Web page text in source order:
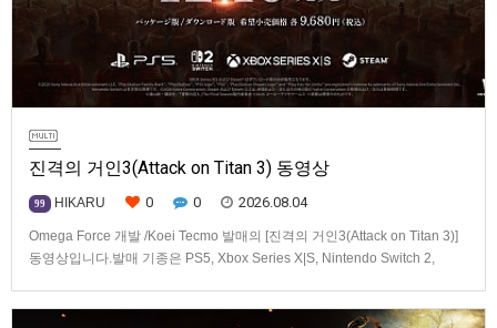
진격의 거인3(Attack on Titan 3) 동영상
99 HIKARU 0 0 2026.08.04
Omega Force 개발 /Koei Tecmo 발매의 [진격의 거인3(Attack on Titan 3)]
동영상입니다.발매 기종은 PS5, Xbox Series X|S, Nintendo Switch 2,